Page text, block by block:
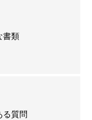
書類
る質問